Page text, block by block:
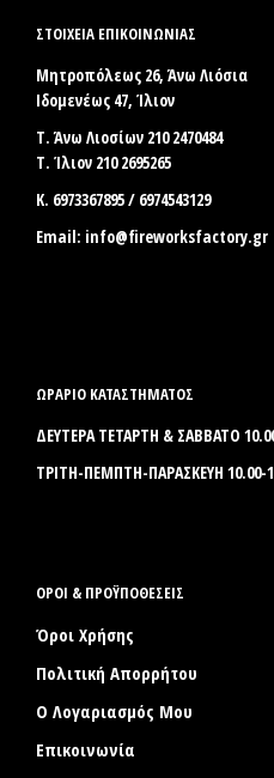
ΣΤΟΙΧΕΊΑ ΕΠΙΚΟΙΝΩΝΊΑΣ
Μητροπόλεως 26, Άνω Λιόσια
Ιδομενέως 47, Ίλιον
Τ. Άνω Λιοσίων 210 2470484
Τ. Ίλιον 210 2695265
Κ. 6973367895 / 6974543129
Email: info@fireworksfactory.gr
ΩΡΑΡΙΟ ΚΑΤΑΣΤΗΜΑΤΟΣ
ΔΕΥΤΕΡΑ ΤΕΤΑΡΤΗ & ΣΑΒΒΑΤΟ
ΤΡΙΤΗ-ΠΕΜΠΤΗ-ΠΑΡΑΣΚΕΥΗ 10.00-
ΟΡΟΙ & ΠΡΟΫΠΟΘΕΣΕΙΣ
Όροι Χρήσης
Πολιτική Απορρήτου
Ο Λογαριασμός Μου
Επικοινωνία